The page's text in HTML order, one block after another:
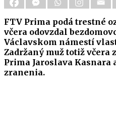
FTV Prima podá trestné
včera odovzdal
Václavskom námestí
Zadržaný muž totiž včera
Prima Jaroslava Kasnara
zranenia.